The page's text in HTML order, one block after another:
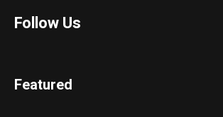
Follow Us
Featured